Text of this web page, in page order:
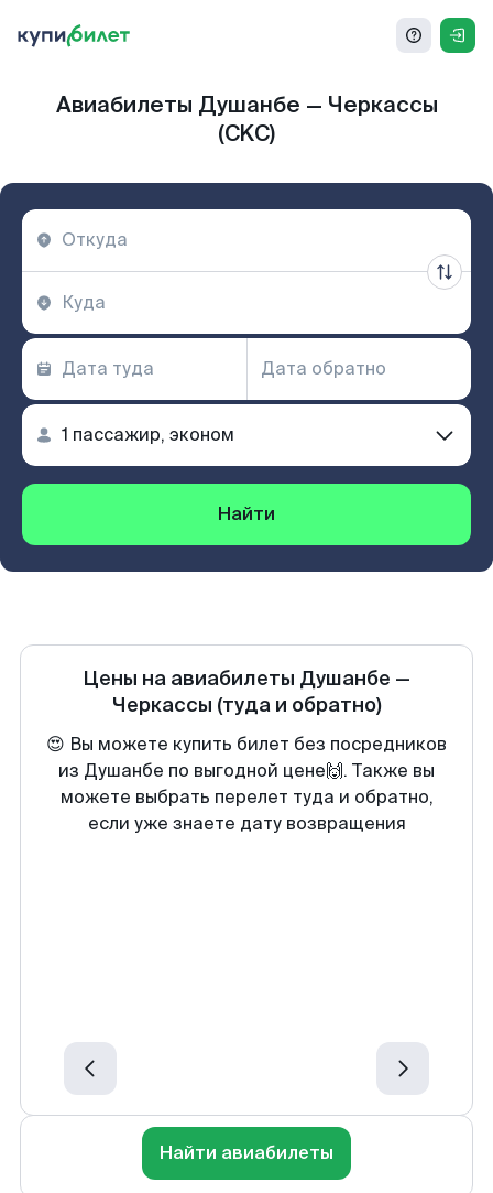
Авиабилеты Душанбе — Черкассы
(CKC)
Найти
Цены на авиабилеты Душанбе —
Черкассы (туда и обратно)
😍 Вы можете купить билет без посредников
из Душанбе по выгодной цене🙌. Также вы
можете выбрать перелет туда и обратно,
если уже знаете дату возвращения
Найти авиабилеты